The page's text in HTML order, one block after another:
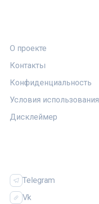
О проекте
Контакты
Конфиденциальность
Условия использования
Дисклеймер
Telegram
Vk